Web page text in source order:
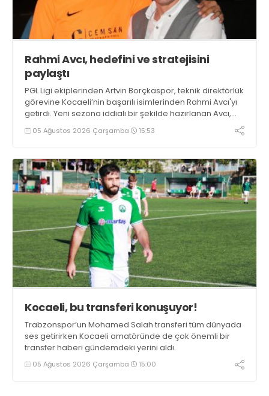
Rahmi Avcı, hedefini ve stratejisini
paylaştı
PGL Ligi ekiplerinden Artvin Borçkaspor, teknik direktörlük
görevine Kocaeli’nin başarılı isimlerinden Rahmi Avcı'yı
getirdi. Yeni sezona iddialı bir şekilde hazırlanan Avcı,
duygularını aktardı.
05 Ağustos 2026 Çarşamba 15:53
Kocaeli, bu transferi konuşuyor!
Trabzonspor’un Mohamed Salah transferi tüm dünyada
ses getirirken Kocaeli amatöründe de çok önemli bir
transfer haberi gündemdeki yerini aldı.
05 Ağustos 2026 Çarşamba 15:00